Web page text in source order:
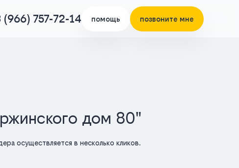
(966) 757-72-14 помощь позвоните мне
дом 80"
осуществляется в несколько кликов.